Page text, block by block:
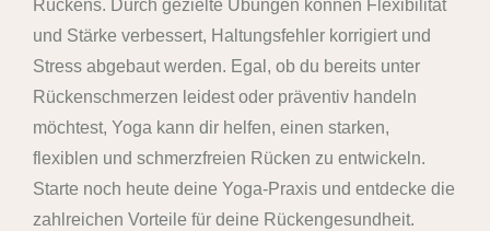
Rückens. Durch gezielte Übungen können Flexibilität
und Stärke verbessert, Haltungsfehler korrigiert und
Stress abgebaut werden. Egal, ob du bereits unter
Rückenschmerzen leidest oder präventiv handeln
möchtest, Yoga kann dir helfen, einen starken,
flexiblen und schmerzfreien Rücken zu entwickeln.
Starte noch heute deine Yoga-Praxis und entdecke die
zahlreichen Vorteile für deine Rückengesundheit.